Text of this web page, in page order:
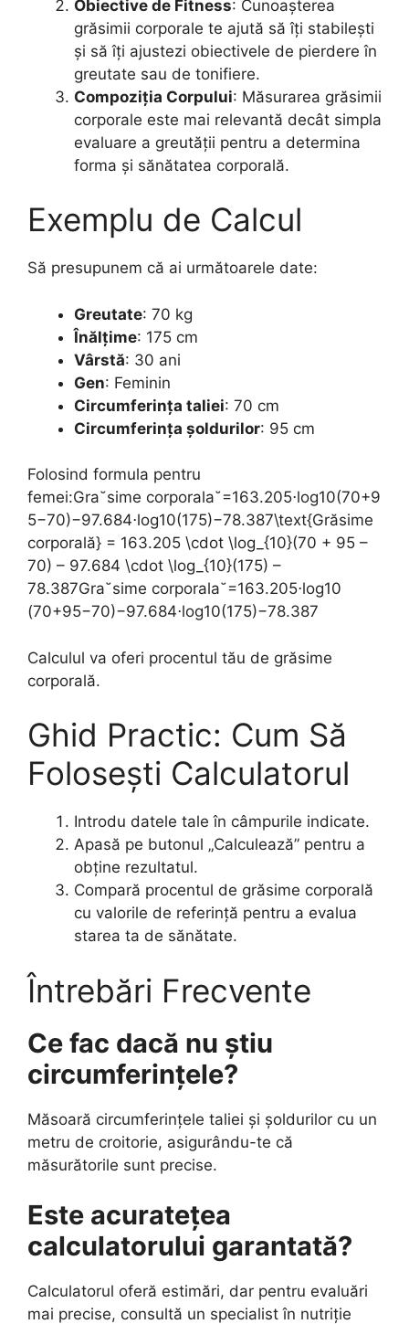
Obiective de Fitness: Cunoașterea
grăsimii corporale te ajută să îți stabilești
și să îți ajustezi obiectivele de pierdere în
greutate sau de tonifiere.
Compoziția Corpului: Măsurarea grăsimii
corporale este mai relevantă decât simpla
evaluare a greutății pentru a determina
forma și sănătatea corporală.
Exemplu de Calcul
Să presupunem că ai următoarele date:
Greutate: 70 kg
Înălțime: 175 cm
Vârstă: 30 ani
Gen: Feminin
Circumferința taliei: 70 cm
Circumferința șoldurilor: 95 cm
Folosind formula pentru
femei:Gra˘sime corporala˘=163.205⋅log⁡10(70+9
5−70)−97.684⋅log⁡10(175)−78.387\text{Grăsime
corporală} = 163.205 \cdot \log_{10}(70 + 95 –
70) – 97.684 \cdot \log_{10}(175) –
78.387Gra˘sime corporala˘=163.205⋅log10​
(70+95−70)−97.684⋅log10​(175)−78.387
Calculul va oferi procentul tău de grăsime
corporală.
Ghid Practic: Cum Să
Folosești Calculatorul
Introdu datele tale în câmpurile indicate.
Apasă pe butonul „Calculează” pentru a
obține rezultatul.
Compară procentul de grăsime corporală
cu valorile de referință pentru a evalua
starea ta de sănătate.
Întrebări Frecvente
Ce fac dacă nu știu
circumferințele?
Măsoară circumferințele taliei și șoldurilor cu un
metru de croitorie, asigurându-te că
măsurătorile sunt precise.
Este acuratețea
calculatorului garantată?
Calculatorul oferă estimări, dar pentru evaluări
mai precise, consultă un specialist în nutriție